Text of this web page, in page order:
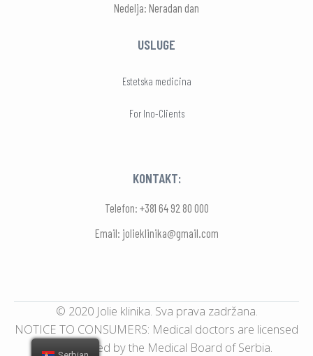
Nedelja: Neradan dan
USLUGE
Estetska medicina
For Ino-Clients
KONTAKT:
Telefon: +381 64 92 80 000
Email: jolieklinika@gmail.com
© 2020 Jolie klinika. Sva prava zadržana.
NOTICE TO CONSUMERS: Medical doctors are licensed
and regulated by the Medical Board of Serbia.